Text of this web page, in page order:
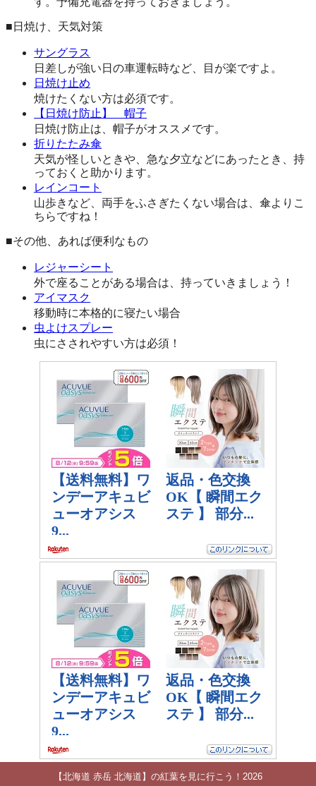
■日焼け、天気対策
サングラス
日差しが強い日の車運転時など、目が楽ですよ。
日焼け止め
焼けたくない方は必須です。
【日焼け防止】 帽子
日焼け防止は、帽子がオススメです。
折りたたみ傘
天気が怪しいときや、急な夕立などにあったとき、持
っておくと助かります。
レインコート
山歩きなど、両手をふさぎたくない場合は、傘よりこ
ちらですね！
■その他、あれば便利なもの
レジャーシート
外で座ることがある場合は、持っていきましょう！
アイマスク
移動時に本格的に寝たい場合
虫よけスプレー
虫にさされやすい方は必須！
【北海道 赤岳 北海道】の紅葉を見に行こう！2026